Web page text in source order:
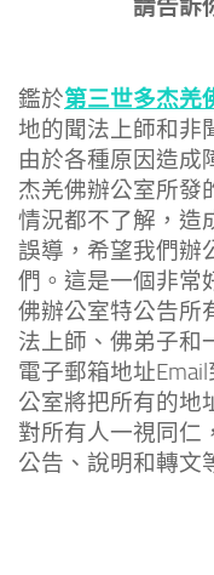
請告訴
鑑於第三世多杰羌
地的聞法上師和非
由於各種原因造成
杰羌佛辦公室所發
情況都不了解，造
誤導，希望我們辦
們。這是一個非常
佛辦公室特公告所
法上師、佛弟子和
電子郵箱地址Email
公室將把所有的地
對所有人一視同仁
公告、說明和轉文